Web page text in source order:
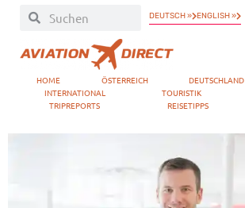
DEUTSCH » ENGLISH »
HOME ÖSTERREICH DEUTSCHLAND
INTERNATIONAL
TOURISTIK
TRIPREPORTS
REISETIPPS